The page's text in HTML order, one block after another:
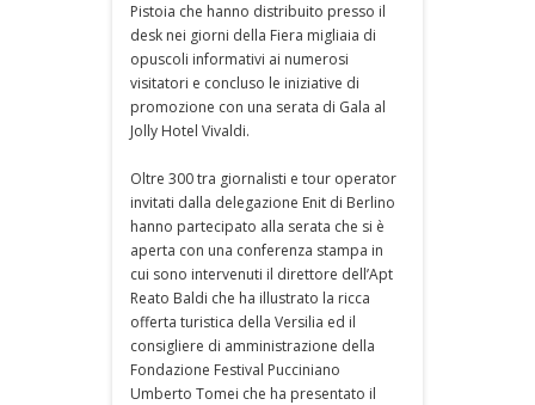
Pistoia che hanno distribuito presso il
desk nei giorni della Fiera migliaia di
opuscoli informativi ai numerosi
visitatori e concluso le iniziative di
promozione con una serata di Gala al
Jolly Hotel Vivaldi.
Oltre 300 tra giornalisti e tour operator
invitati dalla delegazione Enit di Berlino
hanno partecipato alla serata che si è
aperta con una conferenza stampa in
cui sono intervenuti il direttore dell’Apt
Reato Baldi che ha illustrato la ricca
offerta turistica della Versilia ed il
consigliere di amministrazione della
Fondazione Festival Pucciniano
Umberto Tomei che ha presentato il